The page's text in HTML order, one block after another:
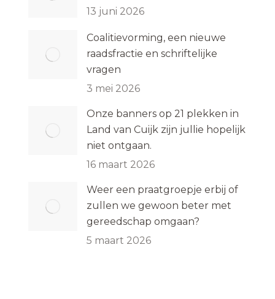
13 juni 2026
Coalitievorming, een nieuwe
raadsfractie en schriftelijke
vragen
3 mei 2026
Onze banners op 21 plekken in
Land van Cuijk zijn jullie hopelijk
niet ontgaan.
16 maart 2026
Weer een praatgroepje erbij of
zullen we gewoon beter met
gereedschap omgaan?
5 maart 2026